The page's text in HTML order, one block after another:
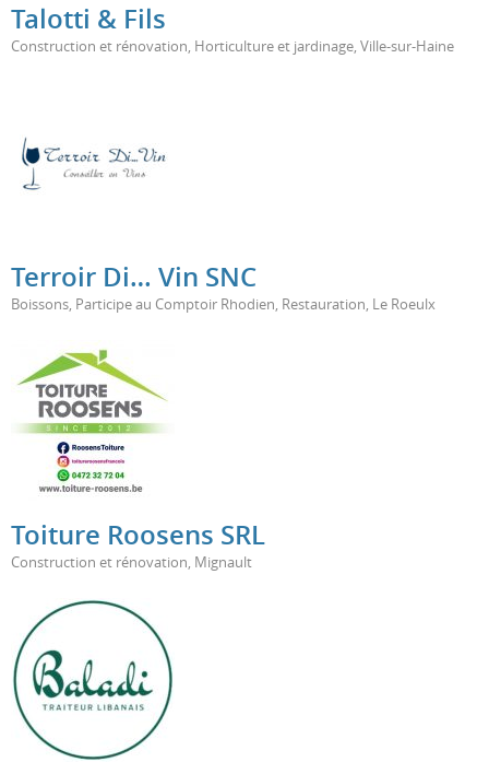
Talotti & Fils
Construction et rénovation, Horticulture et jardinage, Ville-sur-Haine
Terroir Di… Vin SNC
Boissons, Participe au Comptoir Rhodien, Restauration, Le Roeulx
Toiture Roosens SRL
Construction et rénovation, Mignault